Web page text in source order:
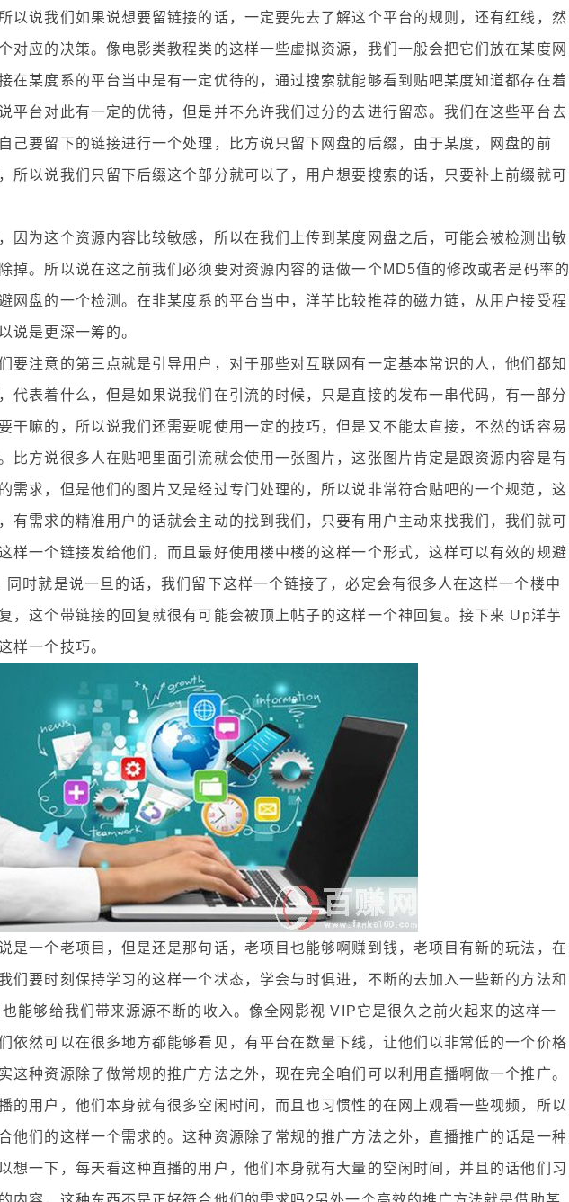
以说我们如果说想要留链接的话，一定要先去了解这个平台的规则，还有红线，然
对应的决策。像电影类教程类的这样一些虚拟资源，我们一般会把它们放在某度网
在某度系的平台当中是有一定优待的，通过搜索就能够看到贴吧某度知道都存在着
平台对此有一定的优待，但是并不允许我们过分的去进行留恋。我们在这些平台去
己要留下的链接进行一个处理，比方说只留下网盘的后缀，由于某度，网盘的前
所以说我们只留下后缀这个部分就可以了，用户想要搜索的话，只要补上前缀就可
为这个资源内容比较敏感，所以在我们上传到某度网盘之后，可能会被检测出敏
掉。所以说在这之前我们必须要对资源内容的话做一个MD5值的修改或者是码率的
网盘的一个检测。在非某度系的平台当中，洋芋比较推荐的磁力链，从用户接受程
说是更深一筹的。
注意的第三点就是引导用户，对于那些对互联网有一定基本常识的人，他们都知
代表着什么，但是如果说我们在引流的时候，只是直接的发布一串代码，有一部分
干嘛的，所以说我们还需要呢使用一定的技巧，但是又不能太直接，不然的话容易
比方说很多人在贴吧里面引流就会使用一张图片，这张图片肯定是跟资源内容是有
需求，但是他们的图片又是经过专门处理的，所以说非常符合贴吧的一个规范，这
有需求的精准用户的话就会主动的找到我们，只要有用户主动来找我们，我们就可
样一个链接发给他们，而且最好使用楼中楼的这样一个形式，这样可以有效的规避
时就是说一旦的话，我们留下这样一个链接了，必定会有很多人在这样一个楼中
，这个带链接的回复就很有可能会被顶上帖子的这样一个神回复。接下来 Up洋芋
样一个技巧。
一个老项目，但是还是那句话，老项目也能够啊赚到钱，老项目有新的玩法，在
们要时刻保持学习的这样一个状态，学会与时俱进，不断的去加入一些新的方法和
能够给我们带来源源不断的收入。像全网影视 VIP它是很久之前火起来的这样一
依然可以在很多地方都能够看见，有平台在数量下线，让他们以非常低的一个价格
这种资源除了做常规的推广方法之外，现在完全咱们可以利用直播啊做一个推广。
用户，他们本身就有很多空闲时间，而且也习惯性的在网上观看一些视频，所以
他们的这样一个需求的。这种资源除了常规的推广方法之外，直播推广的话是一种
想一下，每天看这种直播的用户，他们本身就有大量的空闲时间，并且的话他们习